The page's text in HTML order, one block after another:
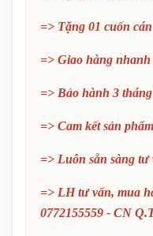
=> Tặng 01 cuốn
=> Giao hàng
=> Bảo hành 3
=> Cam kết sản
=> Luôn sẵn sàng tư
=> LH tư vấn, mua
0772155559 - CN
Balo
Hãng
Cước
150.000đ
Marshal